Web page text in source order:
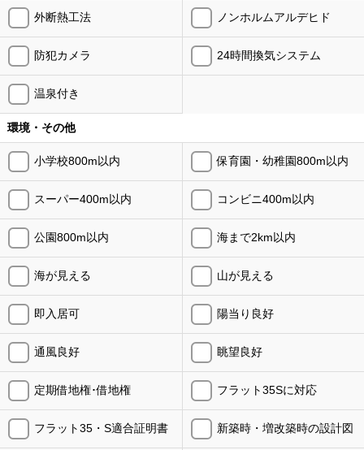
外断熱工法 ノンホルムアルデヒド
防犯カメラ 24時間換気システム
温泉付き
環境・その他
小学校800m以内 保育園・幼稚園800m以内
スーパー400m以内 コンビニ400m以内
公園800m以内 海まで2km以内
海が見える 山が見える
即入居可 陽当り良好
通風良好 眺望良好
定期借地権･借地権 フラット35Sに対応
フラット35・S適合証明書 新築時・増改築時の設計図